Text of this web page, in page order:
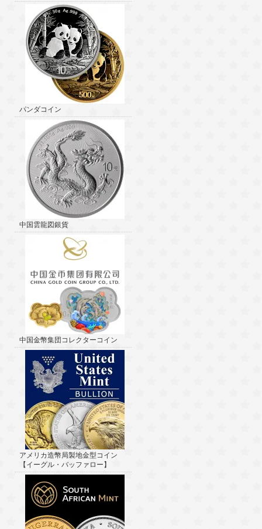
パンダコイン
中国雲龍図銀貨
中国金幣集団コレクターコイン
アメリカ造幣局製地金型コイン
【イーグル・バッファロー】